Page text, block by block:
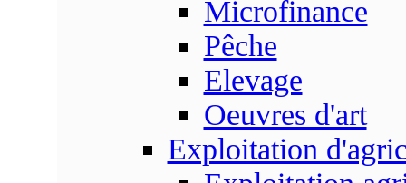
Microfinance
Pêche
Elevage
Oeuvres d'art
Exploitation